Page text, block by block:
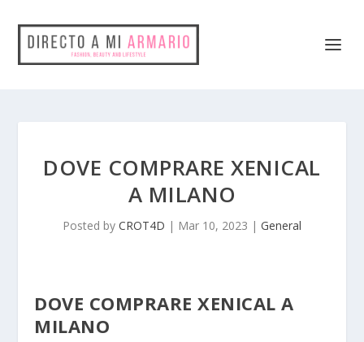
DOVE COMPRARE XENICAL
A MILANO
Posted by CROT4D | Mar 10, 2023 | General
DOVE COMPRARE XENICAL A
MILANO